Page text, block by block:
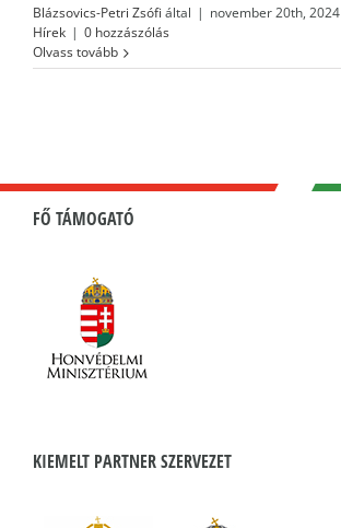
Blázsovics-Petri Zsófi által | november 20th, 2024
Hírek | 0 hozzászólás
Olvass tovább
FŐ TÁMOGATÓ
KIEMELT PARTNER SZERVEZET